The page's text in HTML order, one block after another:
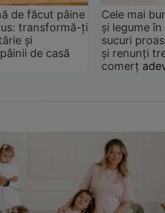
de făcut pâine
transformă-ți
și
de casă
Cele mai
și legume
sucuri
și renunți
comerț